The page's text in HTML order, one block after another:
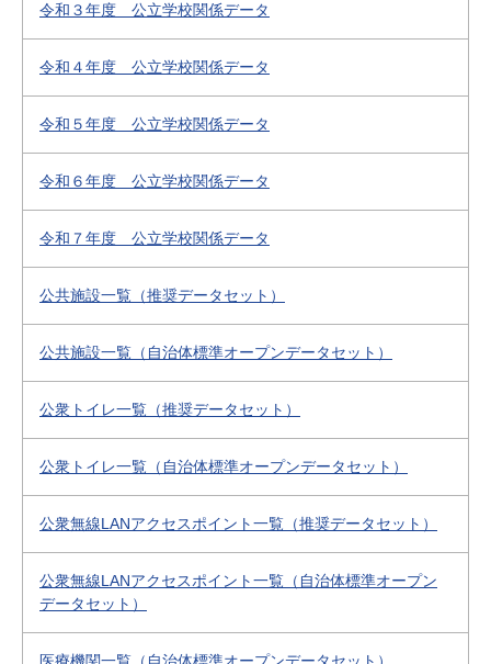
令和３年度 公立学校関係データ
令和４年度 公立学校関係データ
令和５年度 公立学校関係データ
令和６年度 公立学校関係データ
令和７年度 公立学校関係データ
公共施設一覧（推奨データセット）
公共施設一覧（自治体標準オープンデータセット）
公衆トイレ一覧（推奨データセット）
公衆トイレ一覧（自治体標準オープンデータセット）
公衆無線LANアクセスポイント一覧（推奨データセット）
公衆無線LANアクセスポイント一覧（自治体標準オープン
データセット）